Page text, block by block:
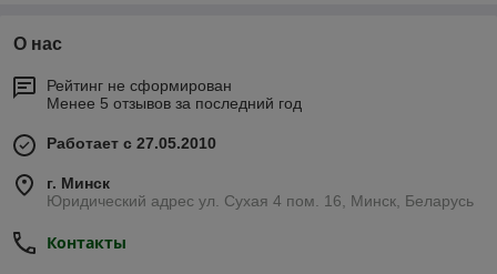
О нас
Рейтинг не сформирован
Менее 5 отзывов за последний год
Работает с 27.05.2010
г. Минск
Юридический адрес ул. Сухая 4 пом. 16, Минск, Беларусь
Контакты